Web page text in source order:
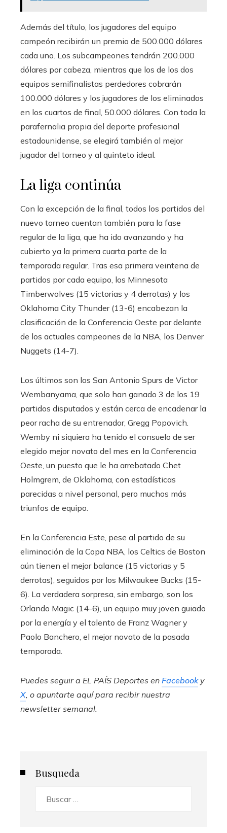
Además del título, los jugadores del equipo
campeón recibirán un premio de 500.000 dólares
cada uno. Los subcampeones tendrán 200.000
dólares por cabeza, mientras que los de los dos
equipos semifinalistas perdedores cobrarán
100.000 dólares y los jugadores de los eliminados
en los cuartos de final, 50.000 dólares. Con toda la
parafernalia propia del deporte profesional
estadounidense, se elegirá también al mejor
jugador del torneo y al quinteto ideal.
La liga continúa
Con la excepción de la final, todos los partidos del
nuevo torneo cuentan también para la fase
regular de la liga, que ha ido avanzando y ha
cubierto ya la primera cuarta parte de la
temporada regular. Tras esa primera veintena de
partidos por cada equipo, los Minnesota
Timberwolves (15 victorias y 4 derrotas) y los
Oklahoma City Thunder (13-6) encabezan la
clasificación de la Conferencia Oeste por delante
de los actuales campeones de la NBA, los Denver
Nuggets (14-7).
Los últimos son los San Antonio Spurs de Victor
Wembanyama, que solo han ganado 3 de los 19
partidos disputados y están cerca de encadenar la
peor racha de su entrenador, Gregg Popovich.
Wemby ni siquiera ha tenido el consuelo de ser
elegido mejor novato del mes en la Conferencia
Oeste, un puesto que le ha arrebatado Chet
Holmgrem, de Oklahoma, con estadísticas
parecidas a nivel personal, pero muchos más
triunfos de equipo.
En la Conferencia Este, pese al partido de su
eliminación de la Copa NBA, los Celtics de Boston
aún tienen el mejor balance (15 victorias y 5
derrotas), seguidos por los Milwaukee Bucks (15-
6). La verdadera sorpresa, sin embargo, son los
Orlando Magic (14-6), un equipo muy joven guiado
por la energía y el talento de Franz Wagner y
Paolo Banchero, el mejor novato de la pasada
temporada.
Puedes seguir a EL PAÍS Deportes en Facebooky
X, o apuntarte aquí para recibirnuestra
newsletter semanal.
Busqueda